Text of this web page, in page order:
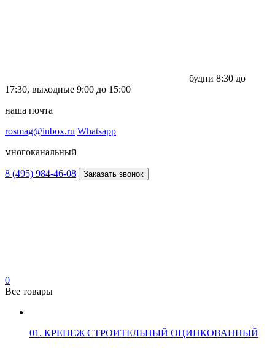
будни 8:30 до
17:30, выходные 9:00 до 15:00
наша почта
rosmag@inbox.ru Whatsapp
многоканальный
8 (495) 984-46-08 Заказать звонок
0
Все товары
01. КРЕПЕЖ СТРОИТЕЛЬНЫЙ ОЦИНКОВАННЫЙ